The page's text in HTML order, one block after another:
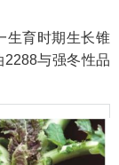
生育时期生长锥
与强冬性品